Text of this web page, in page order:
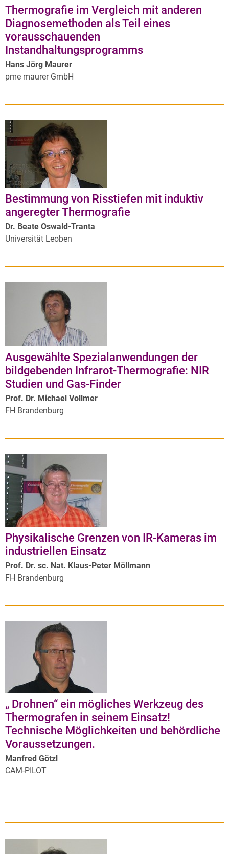
Thermografie im Vergleich mit anderen
Diagnosemethoden als Teil eines
vorausschauenden
Instandhaltungsprogramms
Hans Jörg Maurer
pme maurer GmbH
Bestimmung von Risstiefen mit induktiv
angeregter Thermografie
Dr. Beate Oswald-Tranta
Universität Leoben
Ausgewählte Spezialanwendungen der
bildgebenden Infrarot-Thermografie: NIR
Studien und Gas-Finder
Prof. Dr. Michael Vollmer
FH Brandenburg
Physikalische Grenzen von IR-Kameras im
industriellen Einsatz
Prof. Dr. sc. Nat. Klaus-Peter Möllmann
FH Brandenburg
„ Drohnen“ ein mögliches Werkzeug des
Thermografen in seinem Einsatz!
Technische Möglichkeiten und behördliche
Voraussetzungen.
Manfred Götzl
CAM-PILOT